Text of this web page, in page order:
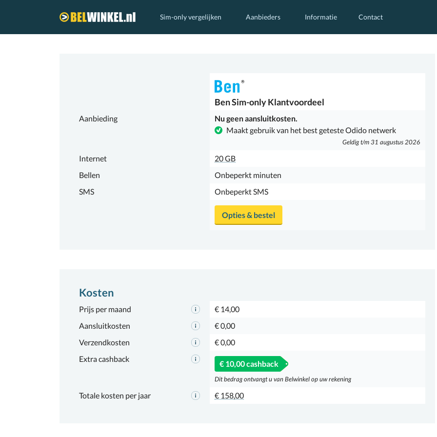
Sim-only vergelijken Aanbieders Informatie Contact
BenSim-only Klantvoordeel
Aanbieding
Nu geen aansluitkosten.
Maakt gebruik van het best geteste Odido netwerk
Geldig t/m 31 augustus 2026
Internet
20 GB
Bellen
Onbeperkt minuten
SMS
Onbeperkt SMS
Opties & bestel
Kosten
Prijs per maand
€ 14,00
Aansluitkosten
€ 0,00
Verzendkosten
€ 0,00
Extra cashback
€ 10,00 cashback
Dit bedrag ontvangt u van Belwinkel op uw rekening
Totale kosten per jaar € 158,00